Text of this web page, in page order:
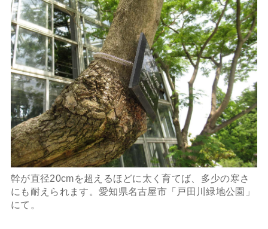
幹が直径20cmを超えるほどに太く育てば、多少の寒さ
にも耐えられます。愛知県名古屋市「戸田川緑地公園」
にて。